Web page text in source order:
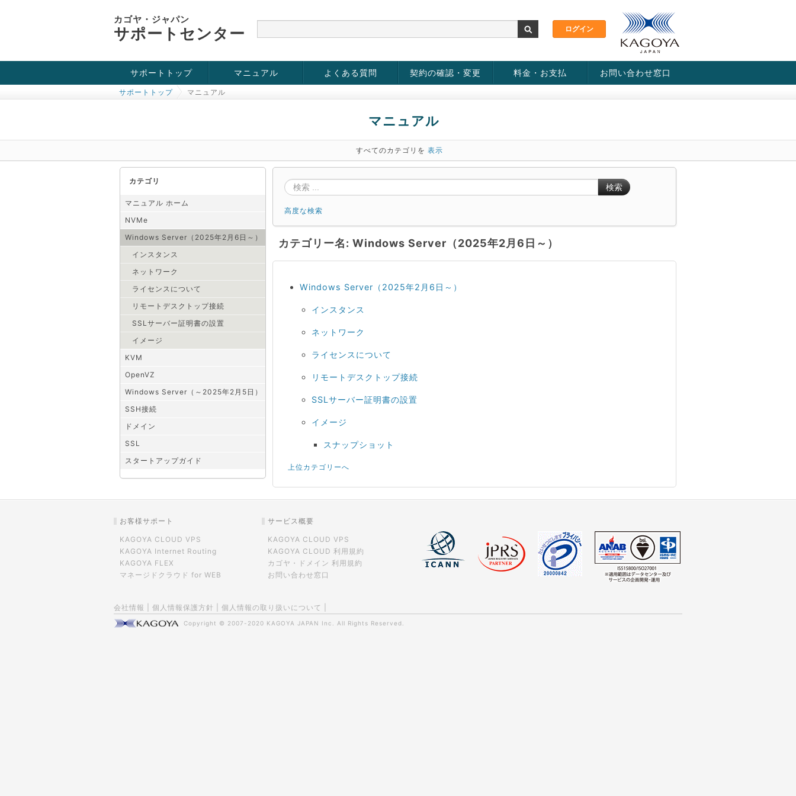
カゴヤ・ジャパン
サポートセンター
サポートトップ
お役立ち情報
チュートリアル
障害・メンテナンス情報
マニュアル
KVM
OpenVZ
Windows Server
SSH接続
ドメイン
SSL
よくある質問 契約の確認・変更 料金・お支払 お問い合わせ窓口
サポートトップ マニュアル
マニュアル
すべてのカテゴリを 表示
カテゴリ
マニュアル ホーム
NVMe
Windows Server（2025年2月6日～）
インスタンス
ネットワーク
ライセンスについて
リモートデスクトップ接続
SSLサーバー証明書の設置
イメージ
KVM
OpenVZ
Windows Server（～2025年2月5日）
SSH接続
ドメイン
SSL
スタートアップガイド
検索
高度な検索
カテゴリー名: Windows Server（2025年2月6日～）
Windows Server（2025年2月6日～）
インスタンス
ネットワーク
ライセンスについて
リモートデスクトップ接続
SSLサーバー証明書の設置
イメージ
スナップショット
上位カテゴリーへ
お客様サポート
KAGOYA CLOUD VPS
KAGOYA Internet Routing
KAGOYA FLEX
マネージドクラウド for WEB
サービス概要
KAGOYA CLOUD VPS
KAGOYA CLOUD 利用規約
カゴヤ・ドメイン 利用規約
お問い合わせ窓口
会社情報 個人情報保護方針 個人情報の取り扱いについて
Copyright © 2007-2020 KAGOYA JAPAN Inc. All Rights Reserved.